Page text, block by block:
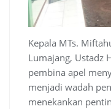
Kepala MTs.
Lumajang, Ustadz
pembina apel
menjadi wadah
menekankan